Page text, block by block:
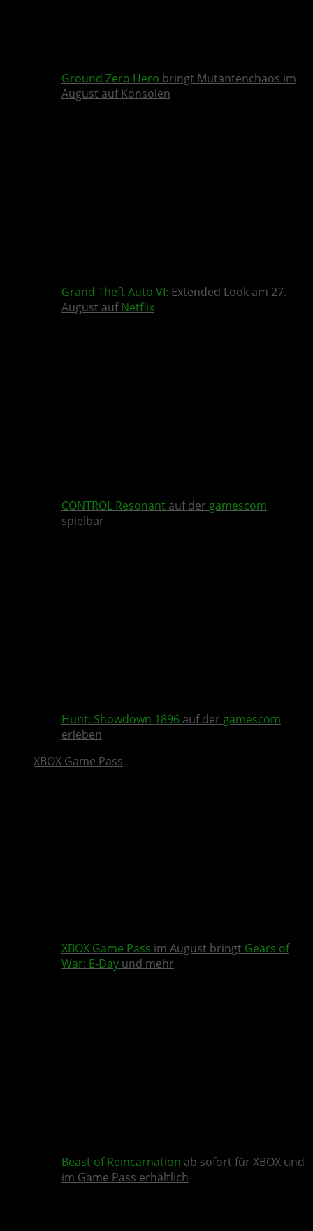
Ground Zero Hero bringt Mutantenchaos im
August auf Konsolen
Grand Theft Auto VI: Extended Look am 27.
August aufNetflix
CONTROL Resonant auf der gamescom
spielbar
Hunt: Showdown 1896 auf der gamescom
erleben
XBOX Game Pass
XBOX Game Pass im August bringt Gears of
War: E-Day und mehr
Beast of Reincarnation ab sofort für XBOX und
im Game Pass erhältlich